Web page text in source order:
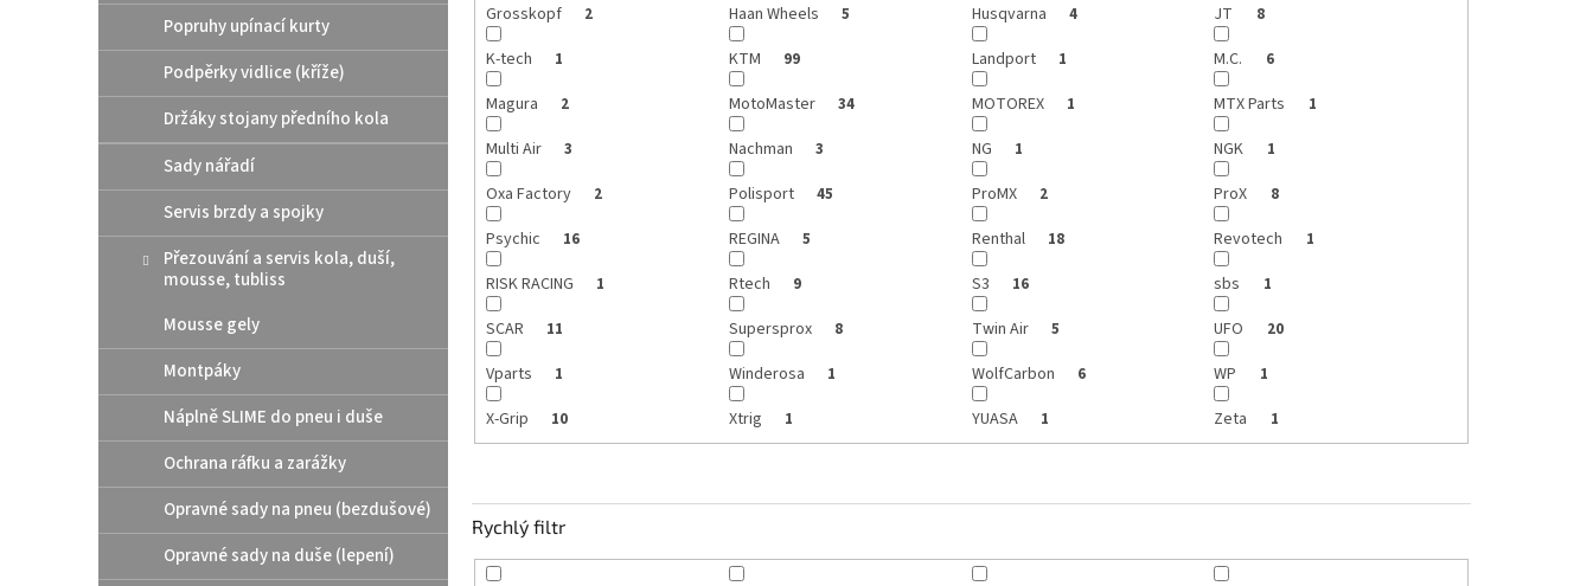
Popruhy upínací kurty
Podpěrky vidlice (kříže)
Držáky stojany předního kola
Sady nářadí
Servis brzdy a spojky
Přezouvání a servis kola, duší,
mousse, tubliss
Mousse gely
Montpáky
Náplně SLIME do pneu i duše
Ochrana ráfku a zarážky
Opravné sady na pneu (bezdušové)
Opravné sady na duše (lepení)
Grosskopf 2 Haan Wheels 5 Husqvarna 4 JT 8
K-tech 1 KTM 99 Landport 1 M.C. 6
Magura 2 MotoMaster 34 MOTOREX 1 MTX Parts 1
Multi Air 3 Nachman 3 NG 1 NGK 1
Oxa Factory 2 Polisport 45 ProMX 2 ProX 8
Psychic 16 REGINA 5 Renthal 18 Revotech 1
RISK RACING 1 Rtech 9 S3 16 sbs 1
SCAR 11 Supersprox 8 Twin Air 5 UFO 20
Vparts 1 Winderosa 1 WolfCarbon 6 WP 1
X-Grip 10 Xtrig 1 YUASA 1 Zeta 1
Rychlý filtr